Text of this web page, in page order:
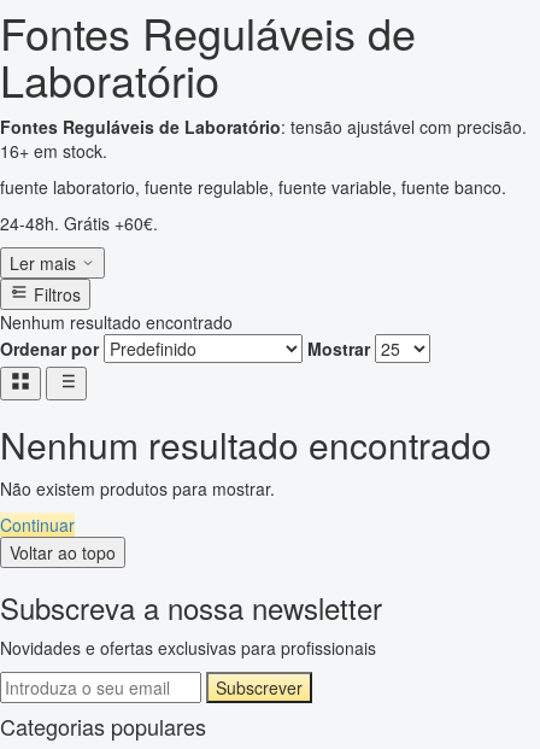
Fontes Reguláveis de
Laboratório
Fontes Reguláveis de Laboratório: tensão ajustável com precisão.
16+ em stock.
fuente laboratorio, fuente regulable, fuente variable, fuente banco.
24-48h. Grátis +60€.
Ler mais
Filtros
Nenhum resultado encontrado
Ordenar por
Mostrar
Nenhum resultado encontrado
Não existem produtos para mostrar.
Continuar
Voltar ao topo
Subscreva a nossa newsletter
Novidades e ofertas exclusivas para profissionais
Subscrever
Categorias populares